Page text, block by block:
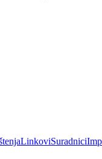
LinkoviSuradnici